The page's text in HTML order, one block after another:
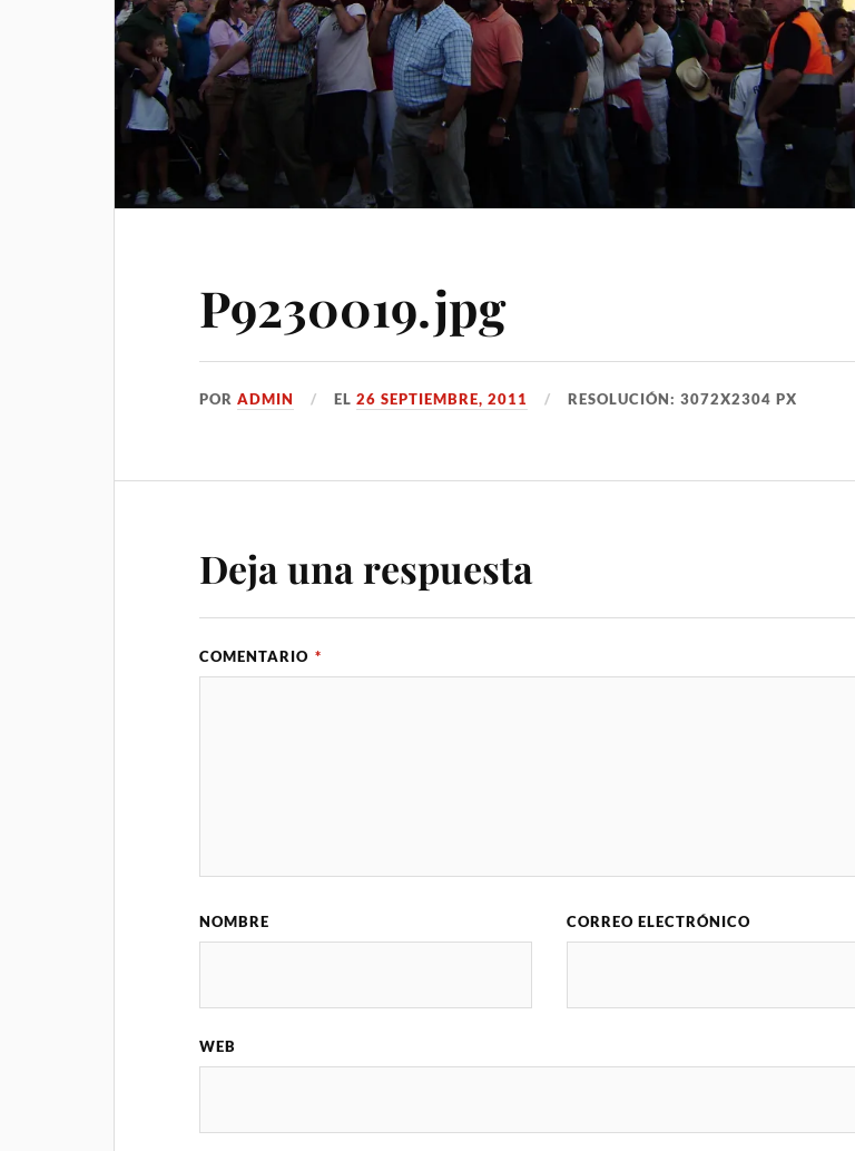
P9230019.jpg
PORADMIN EL26 SEPTIEMBRE, 2011 RESOLUCIÓN: 3072X2304 PX
Deja una respuesta
COMENTARIO *
NOMBRE CORREO ELECTRÓNICO
WEB